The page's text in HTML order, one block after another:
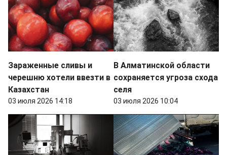
Зараженные сливы и
черешню хотели ввезти в
Казахстан
03 июля 2026 14:18
В Алматинской области
сохраняется угроза схода
селя
03 июля 2026 10:04